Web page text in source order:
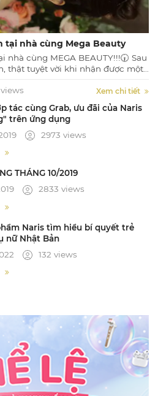
tại nhà cùng Mega Beauty
nhà cùng MEGA BEAUTY!!!🕡 Sau
thật tuyệt vời khi nhận được một
diễn.
views Xem chi tiết
tác cùng Grab, ưu đãi của Naris
trên ứng dụng
2973 views
THÁNG 10/2019
2833 views
Naris tìm hiểu bí quyết trẻ
nữ Nhật Bản
132 views